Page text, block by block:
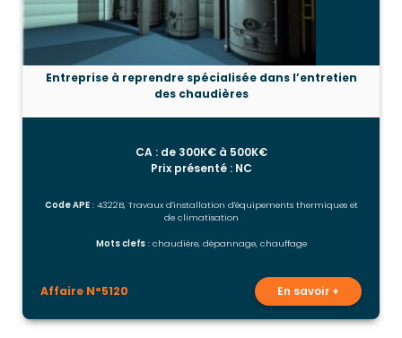
Entreprise à reprendre spécialisée dans l’entretien
des chaudières
CA : de 300K€ à 500K€
Prix présenté : NC
Code APE: 4322B, Travaux d'installation d'équipements thermiques et
de climatisation
Mots clefs: chaudière, dépannage, chauffage
Affaire N°5120 En savoir +